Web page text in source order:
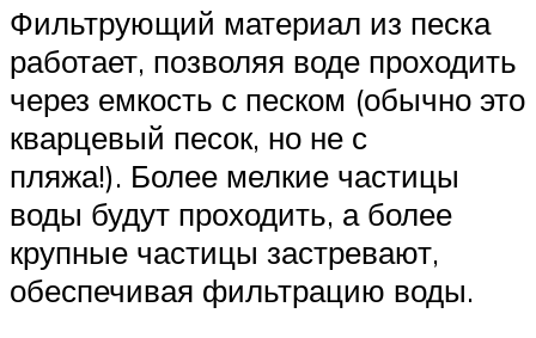
Фильтрующий материал из песка
работает, позволяя воде проходить
через емкость с песком (обычно это
кварцевый песок, но не с
пляжа!). Более мелкие частицы
воды будут проходить, а более
крупные частицы застревают,
обеспечивая фильтрацию воды.